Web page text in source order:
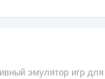
эмулятор игр